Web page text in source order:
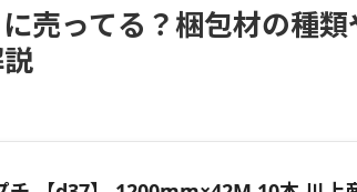
売ってる？梱包材の種